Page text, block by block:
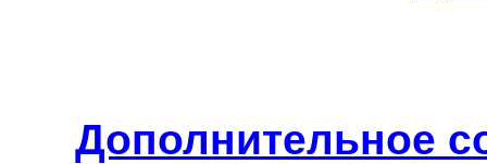
Дополнительное